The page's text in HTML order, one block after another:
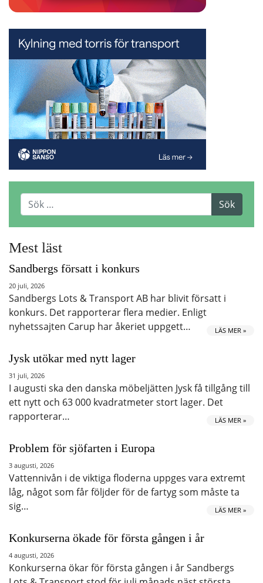
Mest läst
Sandbergs försatt i konkurs
20 juli, 2026
Sandbergs Lots & Transport AB har blivit försatt i
konkurs. Det rapporterar flera medier. Enligt
nyhetssajten Carup har åkeriet uppgett…
LÄS MER »
Jysk utökar med nytt lager
31 juli, 2026
I augusti ska den danska möbeljätten Jysk få tillgång till
ett nytt och 63 000 kvadratmeter stort lager. Det
rapporterar…
LÄS MER »
Problem för sjöfarten i Europa
3 augusti, 2026
Vattennivån i de viktiga floderna uppges vara extremt
låg, något som får följder för de fartyg som måste ta
sig…
LÄS MER »
Konkurserna ökade för första gången i år
4 augusti, 2026
Konkurserna ökar för första gången i år Sandbergs